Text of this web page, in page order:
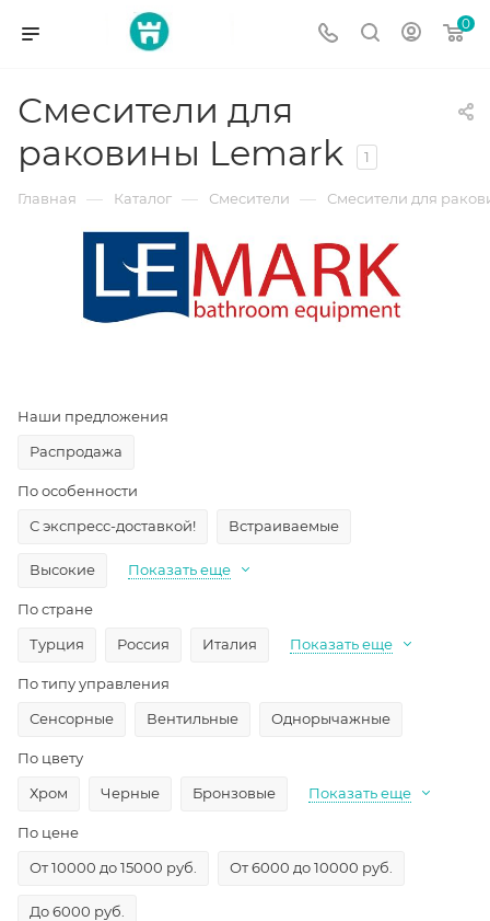
0
Смесители для
раковины Lemark
1
Главная — Каталог — Смесители — Смесители для
Наши предложения
Распродажа
По особенности
С экспресс-доставкой!
Встраиваемые
Высокие Показать еще
По стране
Турция
Россия Италия Показать еще
По типу управления
Сенсорные
Вентильные Однорычажные
По цвету
Хром
Черные Бронзовые Показать еще
По цене
От 10000 до 15000 руб.
От 6000 до 10000 руб.
До 6000 руб.